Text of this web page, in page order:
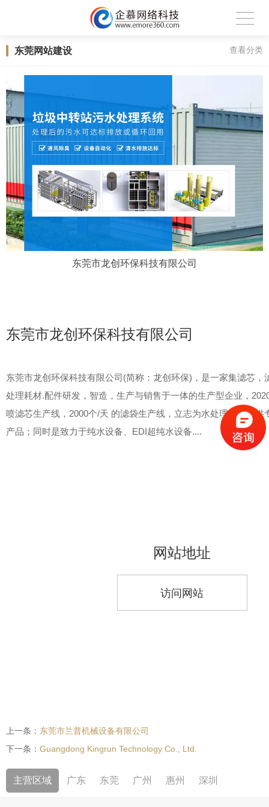
东莞网站建设 查看分类
东莞市龙创环保科技有限公司
东莞市龙创环保科技有限公司
东莞市龙创环保科技有限公司(简称：龙创环保)，是一家集滤芯
处理耗材.配件研发，智造，生产与销售于一体的生产型企业，
喷滤芯生产线，2000个/天 的滤袋生产线，立志为水处理行业提
产品；同时是致力于纯水设备、EDI超纯水设备....
网站地址
访问网站
上一条： 东莞市兰普机械设备有限公司
下一条： Guangdong Kingrun Technology Co., Ltd.
主营区域 广东 东莞 广州 惠州 深圳